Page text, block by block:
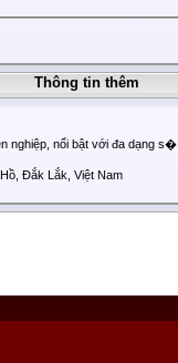
Thông tin thêm
nghiệp, nổi bật với đa dạng s�
Đắk Lắk, Việt Nam